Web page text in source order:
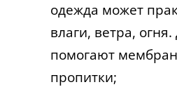
одежда может
влаги, ветра, огня.
помогают
пропитки;